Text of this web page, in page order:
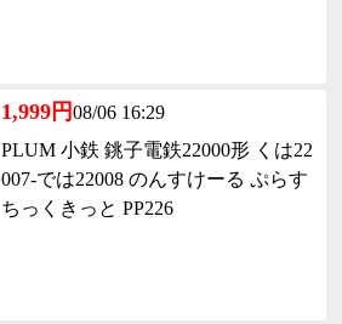
1,999円08/06 16:29
PLUM 小鉄 銚子電鉄22000形 くは22
007-では22008 のんすけーる ぷらす
ちっくきっと PP226